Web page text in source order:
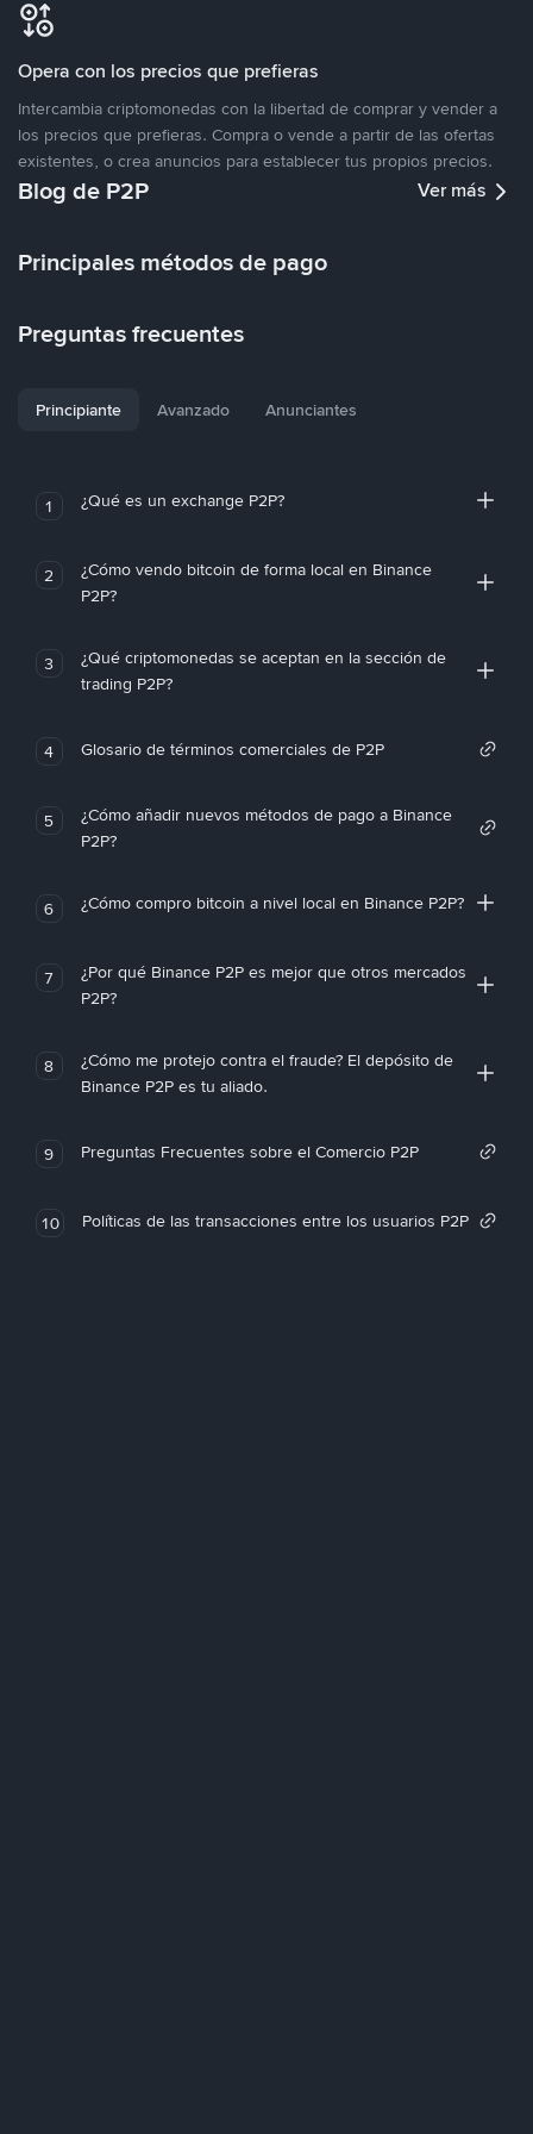
Opera con los precios que prefieras
Intercambia criptomonedas con la libertad de comprar y vender a
los precios que prefieras. Compra o vende a partir de las ofertas
existentes, o crea anuncios para establecer tus propios precios.
Blog de P2P Ver más
Principales métodos de pago
Preguntas frecuentes
Principiante Avanzado Anunciantes
1 ¿Qué es un exchange P2P?
2
¿Cómo vendo bitcoin de forma local en Binance
P2P?
3
¿Qué criptomonedas se aceptan en la sección de
trading P2P?
4 Glosario de términos comerciales de P2P
5
¿Cómo añadir nuevos métodos de pago a Binance
P2P?
6 ¿Cómo compro bitcoin a nivel local en Binance P2P?
7
¿Por qué Binance P2P es mejor que otros mercados
P2P?
8
¿Cómo me protejo contra el fraude? El depósito de
Binance P2P es tu aliado.
9 Preguntas Frecuentes sobre el Comercio P2P
10 Políticas de las transacciones entre los usuarios P2P